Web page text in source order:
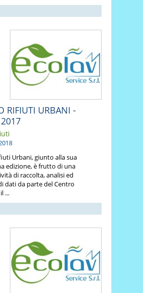
RIFIUTI URBANI -
Urbani, giunto alla sua
edizione, è frutto di una
di raccolta, analisi ed
dati da parte del Centro
...